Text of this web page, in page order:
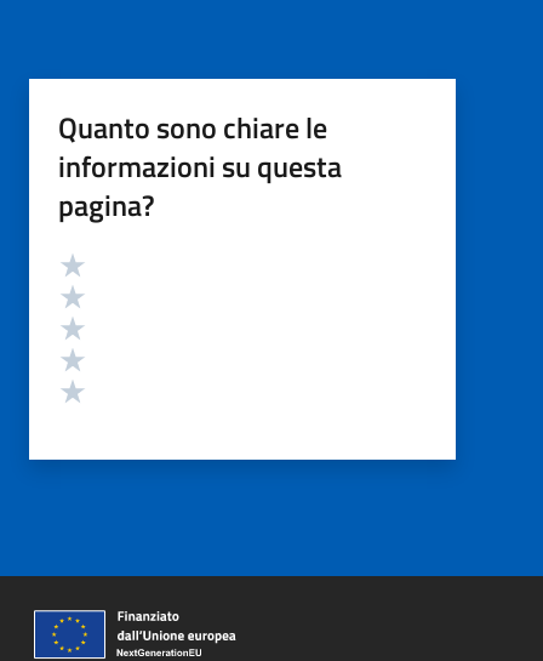
Quanto sono chiare le
informazioni su questa
pagina?
Valutazione